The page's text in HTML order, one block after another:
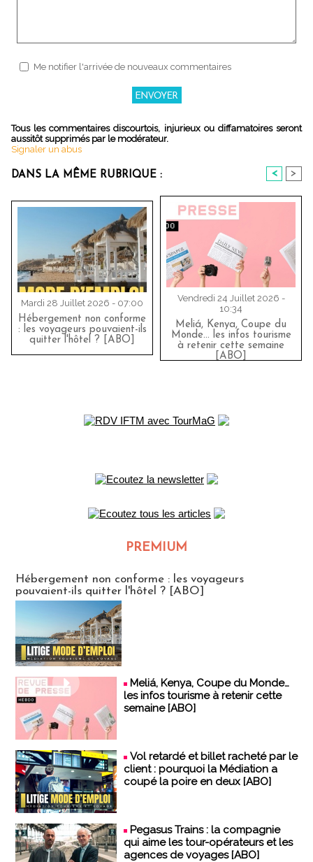
Me notifier l'arrivée de nouveaux commentaires
Tous les commentaires discourtois, injurieux ou diffamatoires seront
aussitôt supprimés par le modérateur.
Signaler un abus
DANS LA MÊME RUBRIQUE : < >
Mardi 28 Juillet 2026 - 07:00
Hébergement non conforme
: les voyageurs pouvaient-ils
quitter l'hôtel ? [ABO]
Vendredi 24 Juillet 2026 -
10:34
Meliá, Kenya, Coupe du
Monde… les infos tourisme
à retenir cette semaine
[ABO]
PREMIUM
Hébergement non conforme : les voyageurs
pouvaient-ils quitter l'hôtel ? [ABO]
Meliá, Kenya, Coupe du Monde…
les infos tourisme à retenir cette
semaine [ABO]
Vol retardé et billet racheté par le
client : pourquoi la Médiation a
coupé la poire en deux [ABO]
Pegasus Trains : la compagnie
qui aime les tour-opérateurs et les
agences de voyages [ABO]